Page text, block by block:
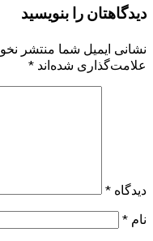
دیدگاهتان را بنویسید
نشانی ایمیل شما منتشر
علامت‌گذاری شده‌اند *
دیدگاه *
نام *